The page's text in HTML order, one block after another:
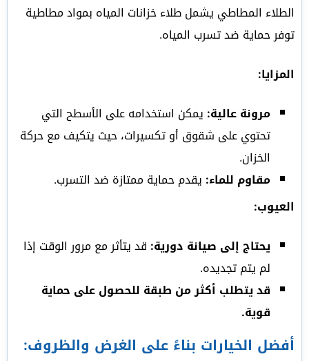
الطلاء المطاطي يشمل طلاء خزانات المياه بمواد مطاطية
توفر حماية ضد تسرب المياه.
المزايا:
مرونة عالية: يمكن استخدامه على الأسطح التي
تحتوي على شقوق أو تكسيرات، حيث يتكيف مع حركة
الخزان.
مقاوم للماء: يقدم حماية ممتازة ضد التسرب.
العيوب:
يحتاج إلى صيانة دورية: قد يتأثر مع مرور الوقت إذا
لم يتم تجديده.
قد يتطلب أكثر من طبقة للحصول على حماية
قوية.
أفضل الخيارات بناءً على الغرض والظروف: